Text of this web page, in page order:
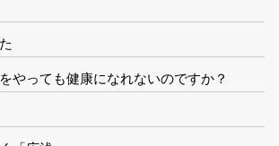
やっても健康になれないのですか？